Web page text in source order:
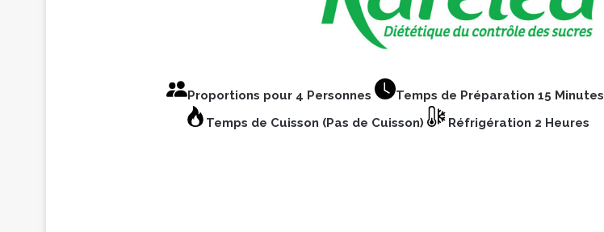
Proportions pour 4 Personnes
Temps de Préparation 15 Minutes
Temps de Cuisson (Pas de Cuisson)
Réfrigération 2 Heures